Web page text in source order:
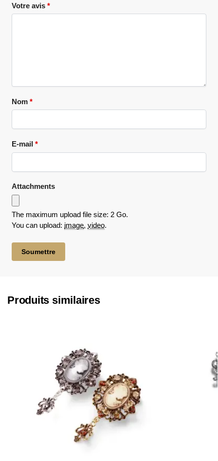
Votre avis *
Nom *
E-mail *
Attachments
The maximum upload file size: 2 Go.
You can upload: image, video.
Produits similaires